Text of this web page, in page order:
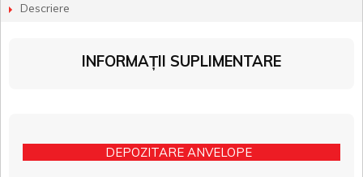
Descriere
INFORMAȚII SUPLIMENTARE
DEPOZITARE ANVELOPE